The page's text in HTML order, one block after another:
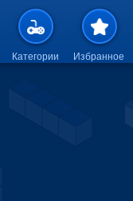
к основному
Категории Избранное